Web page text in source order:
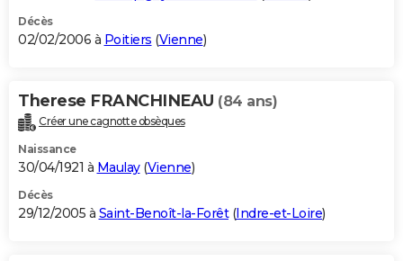
Décès
02/02/2006 à Poitiers (Vienne)
Therese FRANCHINEAU (84 ans)
Créer une cagnotte obsèques
Naissance
30/04/1921 à Maulay(Vienne)
Décès
29/12/2005 à Saint-Benoît-la-Forêt(Indre-et-Loire)